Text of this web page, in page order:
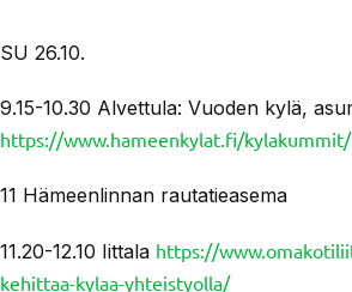
SU 26.10.
9.15-10.30 Alvettula: Vuoden kylä,
https://www.hameenkylat.fi/kylakummit/
11 Hämeenlinnan rautatieasema
11.20-12.10 Iittala https://
kehittaa-kylaa-yhteistyolla/